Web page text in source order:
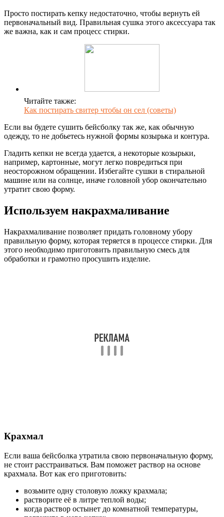
Просто постирать кепку недостаточно, чтобы вернуть ей
первоначальный вид. Правильная сушка этого аксессуара так
же важна, как и сам процесс стирки.
Читайте также:
Как постирать свитер чтобы он сел (советы)
Если вы будете сушить бейсболку так же, как обычную
одежду, то не добьетесь нужной формы козырька и контура.
Гладить кепки не всегда удается, а некоторые козырьки,
например, картонные, могут легко повредиться при
неосторожном обращении. Избегайте сушки в стиральной
машине или на солнце, иначе головной убор окончательно
утратит свою форму.
Используем накрахмаливание
Накрахмаливание позволяет придать головному убору
правильную форму, которая теряется в процессе стирки. Для
этого необходимо приготовить правильную смесь для
обработки и грамотно просушить изделие.
Крахмал
Если ваша бейсболка утратила свою первоначальную форму,
не стоит расстраиваться. Вам поможет раствор на основе
крахмала. Вот как его приготовить:
возьмите одну столовую ложку крахмала;
растворите её в литре теплой воды;
когда раствор остынет до комнатной температуры,